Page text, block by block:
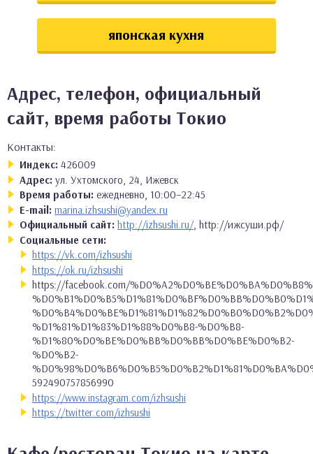
японская кухня
Адрес, телефон, официальный
сайт, время работы Токио
Контакты:
Индекс: 426009
Адрес: ул. Ухтомского, 24, Ижевск
Время работы: ежедневно, 10:00–22:45
E-mail: marina.izhsushi@yandex.ru
Официальный сайт: http://izhsushi.ru/, http://ижсуши.рф/
Социальные сети:
https://vk.com/izhsushi
https://ok.ru/izhsushi
https://facebook.com/
%D1%81%D1%83%D1%88%D0%B8-%D0%B8-
%D1%80%D0%BE%D0%BB%D0%BB%D0%BE%D0%B2-
%D0%B2-
592490757856990
https://www.instagram.com/izhsushi
https://twitter.com/izhsushi